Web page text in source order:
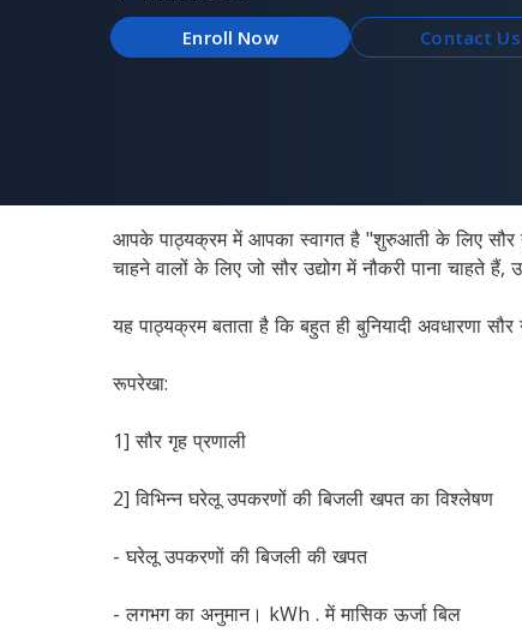
Enroll Now Contact Us
आपके पाठ्यक्रम में आपका स्वागत है "शुरुआती के लिए सौर
चाहने वालों के लिए जो सौर उद्योग में नौकरी पाना चाहते
यह पाठ्यक्रम बताता है कि बहुत ही बुनियादी अवधारणा
रूपरेखा:
1] सौर गृह प्रणाली
2] विभिन्न घरेलू उपकरणों की बिजली खपत का विश्लेषण
- घरेलू उपकरणों की बिजली की खपत
- लगभग का अनुमान। kWh . में मासिक ऊर्जा बिल